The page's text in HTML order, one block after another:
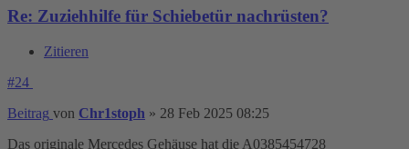
Re: Zuziehhilfe für Schiebetür nachrüsten?
Zitieren
#24
Beitrag von Chr1stoph » 28 Feb 2025 08:25
Das originale Mercedes Gehäuse hat die A0385454728